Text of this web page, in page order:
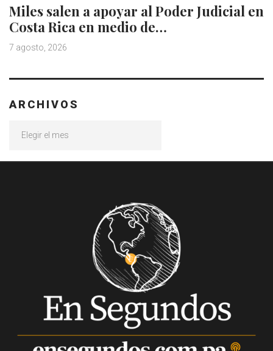
Miles salen a apoyar al Poder Judicial en
Costa Rica en medio de…
7 agosto, 2026
ARCHIVOS